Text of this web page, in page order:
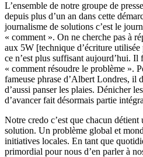
L’ensemble de notre groupe de
depuis plus d’un an dans cette
journalisme de solutions c’est le
« comment ». On ne cherche pas à
aux 5W [technique d’écriture
ce n’est plus suffisant aujourd’hui. Il
« comment résoudre le problème ».
fameuse phrase d’Albert Londres, il
d’aussi panser les plaies. Dénicher
d’avancer fait désormais partie
Notre credo c’est que chacun détient
solution. Un problème global et
initiatives locales. En tant que
primordial pour nous d’en parler à